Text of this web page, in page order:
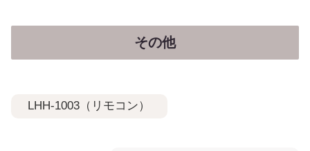
その他
LHH-1003（リモコン）